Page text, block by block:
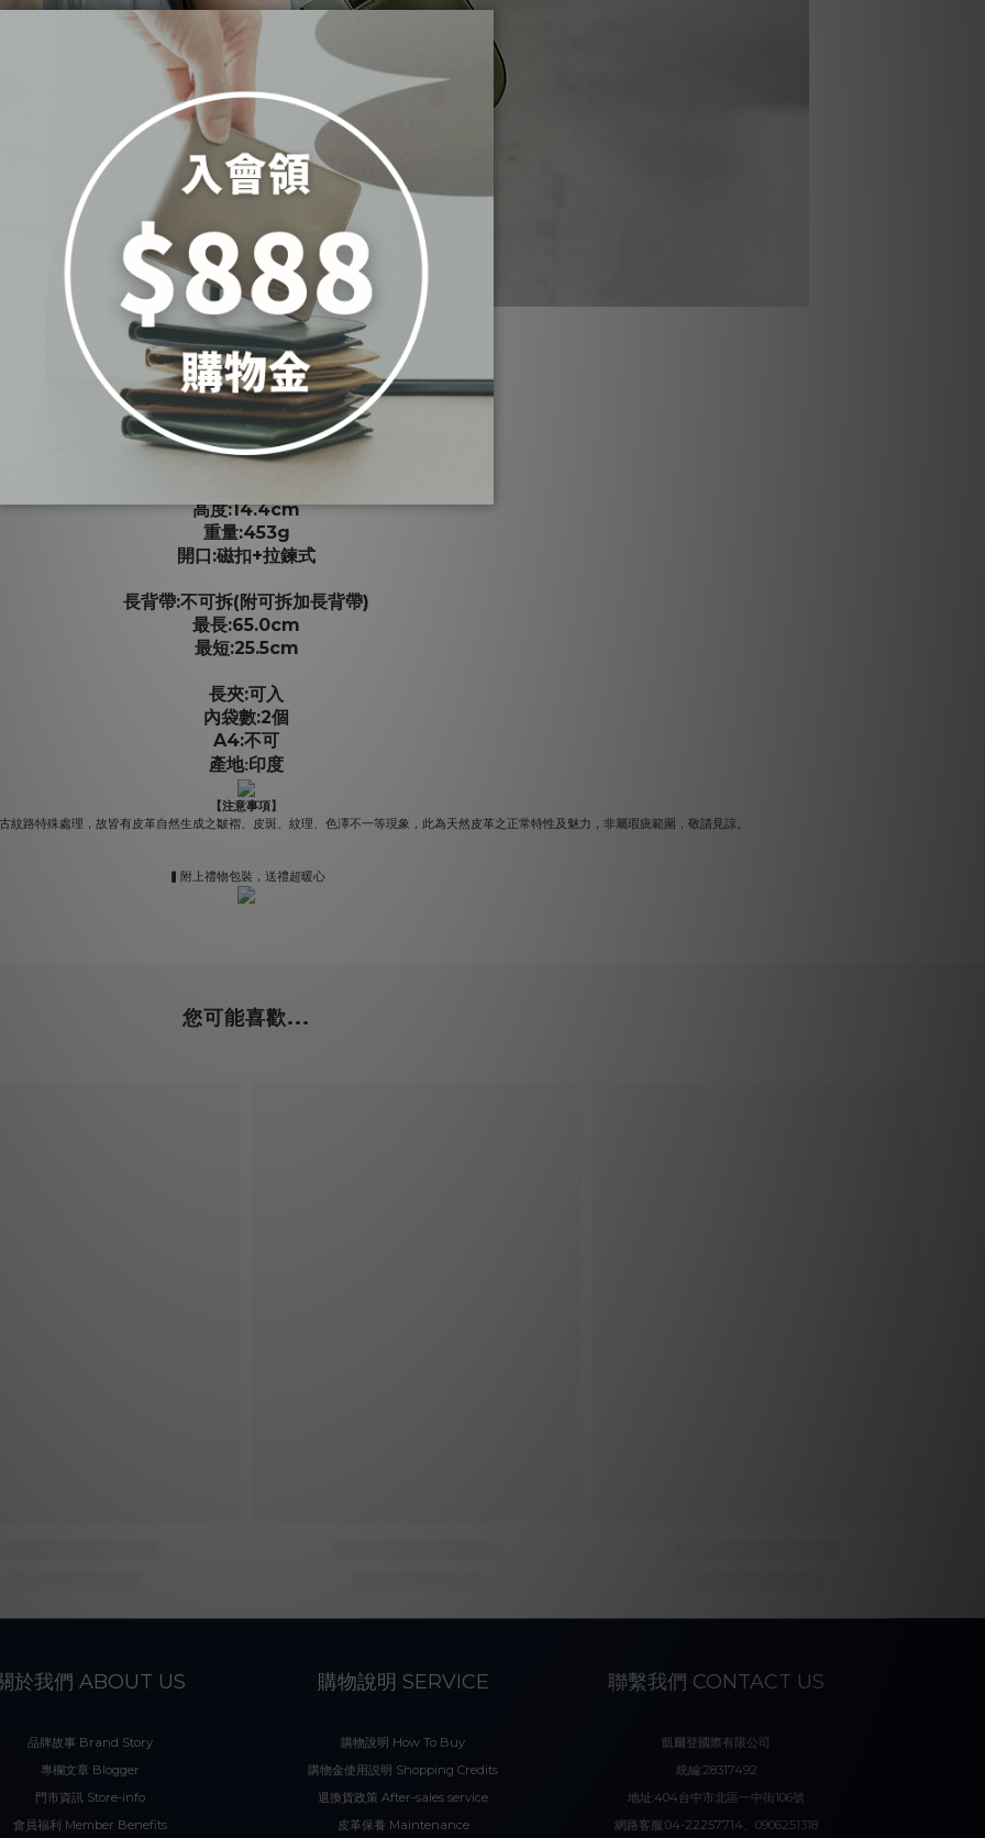
商品規格：
長度:24.8cm
高度:14.4cm
重量:453g
開口 :磁扣+拉鍊式
長背帶:不可拆(附可拆加長背帶)
最長:65.0cm
最短:25.5cm
長夾:可入
內袋數:2個
A4:不可
產地:印度
【注意事項】
路特殊處理，故皆有皮革自然生成之皺褶、皮斑、紋理、色澤不一等現象，此為天然皮革之正常特性及魅力，非屬瑕疵範圍，敬請見諒。
▍附上禮物包裝，送禮超暖心
您可能喜歡...
於我們 ABOUT US
品牌故事 Brand Story
專欄文章 Blogger
門市資訊 Store-info
會員福利 Member Benefits
購物說明 SERVICE
購物說明 How To Buy
購物金使用説明 Shopping Credits
退換貨政策 After-sales service
皮革保養 Maintenance
聯繫我們 CONTACT US
凱爾登國際有限公司
統編:28317492
地址:404台中市北區一中街106號
網路客服:04-22257714、0906251318